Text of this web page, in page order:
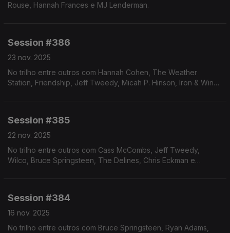
Rouse, Hannah Frances e MJ Lenderman.
Session #386
23 nov. 2025
No trilho entre outros com Hannah Cohen, The Weather
Station, Friendship, Jeff Tweedy, Micah P. Hinson, Iron & Wine
Session #385
22 nov. 2025
No trilho entre outros com Cass McCombs, Jeff Tweedy,
Wilco, Bruce Springsteen, The Delines, Chris Eckman e
Session #384
16 nov. 2025
No trilho entre outros com Bruce Springsteen, Ryan Adams,